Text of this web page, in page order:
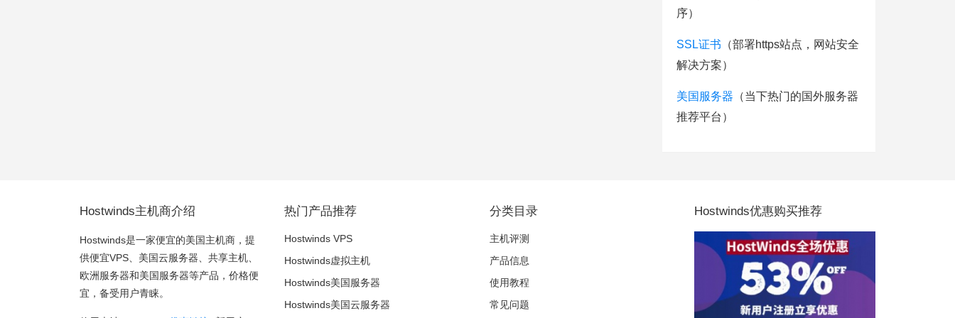
序）
SSL证书 （部署https站点，网站安全
解决方案）
美国服务器 （当下热门的国外服务器
推荐平台）
Hostwinds主机商介绍
Hostwinds是一家便宜的美国主机商，提
供便宜VPS、美国云服务器、共享主机、
欧洲服务器和美国服务器等产品，价格便
宜，备受用户青睐。
热门产品推荐
Hostwinds VPS
Hostwinds虚拟主机
Hostwinds美国服务器
Hostwinds美国云服务器
分类目录
主机评测
产品信息
使用教程
常见问题
Hostwinds优惠购买推荐